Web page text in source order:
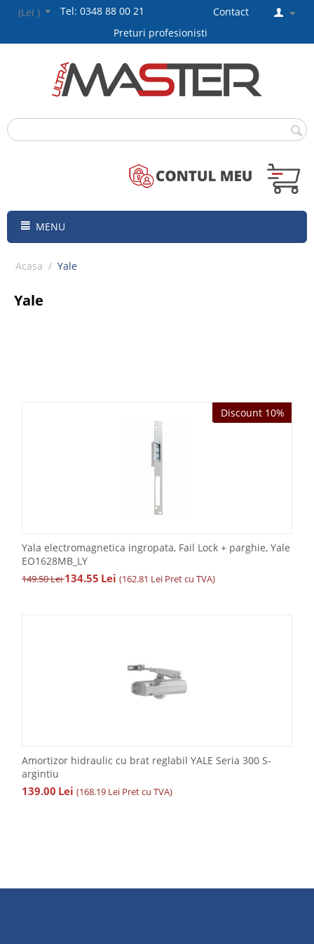
(Lei ) Tel: 0348 88 00 21
Contact
Preturi profesionisti
MENU
Acasa / Yale
Yale
Discount 10%
Discount 10%
Yala electromagnetica ingropata, Fail Lock + parghie, Yale
EO1628MB_LY
149.50Lei134.55 Lei (162.81 Lei Pret cu TVA)
Amortizor hidraulic cu brat reglabil YALE Seria 300 S-
argintiu
139.00 Lei (168.19 Lei Pret cu TVA)